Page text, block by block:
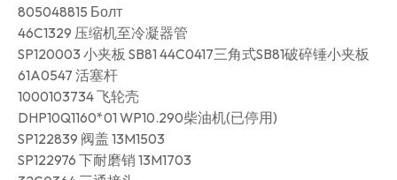
805048815 Болт
46C1329 压缩机至冷凝器管
SP120003 小夹板 SB81 44C0417三角式SB81破碎锤小夹板
61A0547 活塞杆
1000103734 飞轮壳
DHP10Q1160*01 WP10.290柴油机(已停用)
SP122839 阀盖 13M1503
SP122976 下耐磨销 13M1703